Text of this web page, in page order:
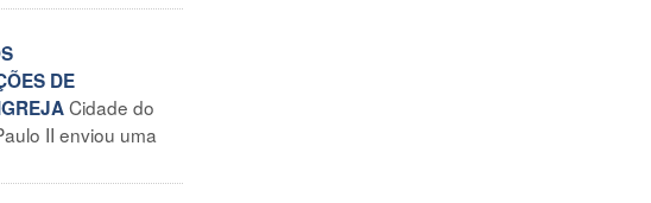
DE
Cidade do
II enviou uma